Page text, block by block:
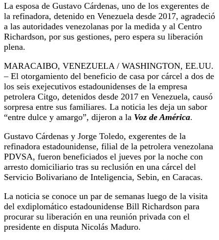
La esposa de Gustavo Cárdenas, uno de los exgerentes de
la refinadora, detenido en Venezuela desde 2017, agradeció
a las autoridades venezolanas por la medida y al Centro
Richardson, por sus gestiones, pero espera su liberación
plena.
MARACAIBO, VENEZUELA / WASHINGTON, EE.UU.
– El otorgamiento del beneficio de casa por cárcel a dos de
los seis exejecutivos estadounidenses de la empresa
petrolera Citgo, detenidos desde 2017 en Venezuela, causó
sorpresa entre sus familiares. La noticia les deja un sabor
“entre dulce y amargo”, dijeron a la Voz de América.
Gustavo Cárdenas y Jorge Toledo, exgerentes de la
refinadora estadounidense, filial de la petrolera venezolana
PDVSA, fueron beneficiados el jueves por la noche con
arresto domiciliario tras su reclusión en una cárcel del
Servicio Bolivariano de Inteligencia, Sebin, en Caracas.
La noticia se conoce un par de semanas luego de la visita
del exdiplomático estadounidense Bill Richardson para
procurar su liberación en una reunión privada con el
presidente en disputa Nicolás Maduro.